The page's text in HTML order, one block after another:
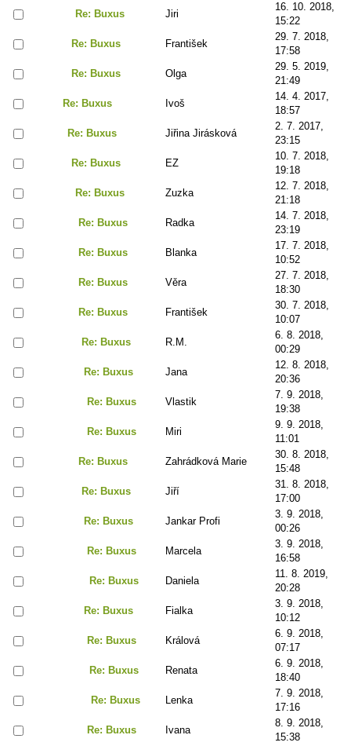
Re: Buxus
Jiri
16. 10. 2018,
15:22
Re: Buxus
František
29. 7. 2018,
17:58
Re: Buxus
Olga
29. 5. 2019,
21:49
Re: Buxus
Ivoš
14. 4. 2017,
18:57
Re: Buxus
Jiřina Jirásková
2. 7. 2017,
23:15
Re: Buxus
EZ
10. 7. 2018,
19:18
Re: Buxus
Zuzka
12. 7. 2018,
21:18
Re: Buxus
Radka
14. 7. 2018,
23:19
Re: Buxus
Blanka
17. 7. 2018,
10:52
Re: Buxus
Věra
27. 7. 2018,
18:30
Re: Buxus
František
30. 7. 2018,
10:07
Re: Buxus
R.M.
6. 8. 2018,
00:29
Re: Buxus
Jana
12. 8. 2018,
20:36
Re: Buxus
Vlastik
7. 9. 2018,
19:38
Re: Buxus
Miri
9. 9. 2018,
11:01
Re: Buxus
Zahrádková Marie
30. 8. 2018,
15:48
Re: Buxus
Jiří
31. 8. 2018,
17:00
Re: Buxus
Jankar Profi
3. 9. 2018,
00:26
Re: Buxus
Marcela
3. 9. 2018,
16:58
Re: Buxus
Daniela
11. 8. 2019,
20:28
Re: Buxus
Fialka
3. 9. 2018,
10:12
Re: Buxus
Králová
6. 9. 2018,
07:17
Re: Buxus
Renata
6. 9. 2018,
18:40
Re: Buxus
Lenka
7. 9. 2018,
17:16
Re: Buxus
Ivana
8. 9. 2018,
15:38